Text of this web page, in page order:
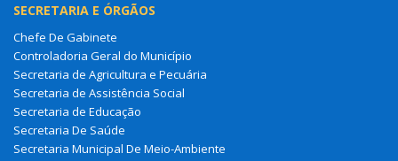
SECRETARIA E ÓRGÃOS
Chefe De Gabinete
Controladoria Geral do Município
Secretaria de Agricultura e Pecuária
Secretaria de Assistência Social
Secretaria de Educação
Secretaria De Saúde
Secretaria Municipal De Meio-Ambiente